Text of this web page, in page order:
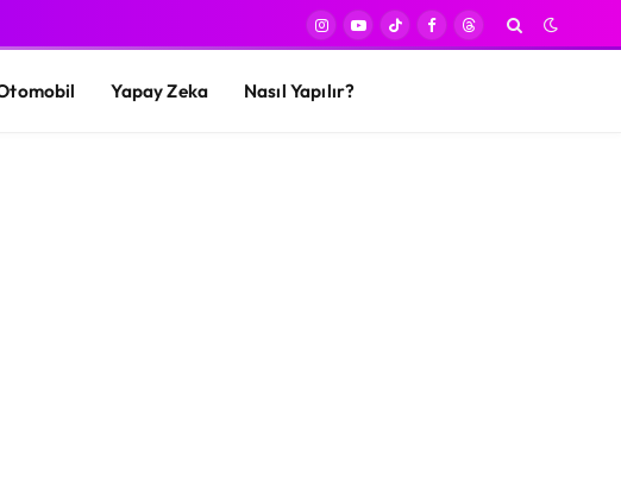
Instagram
YouTube
TikTokFacebook
Threads
Yapay Zeka Nasıl Yapılır?